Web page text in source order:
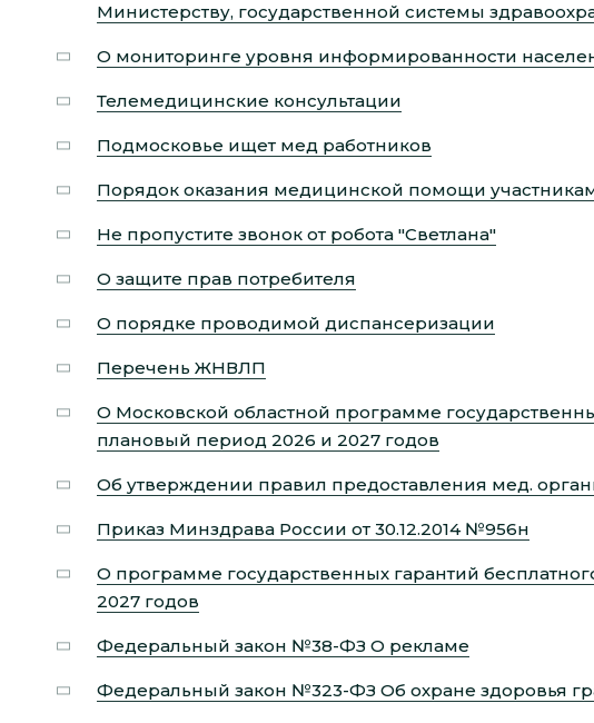
Министерству, государственной системы
О мониторинге уровня информированности
Телемедицинские консультации
Подмосковье ищет мед работников
Порядок оказания медицинской помощи
Не пропустите звонок от робота "Светлана"
О защите прав потребителя
О порядке проводимой диспансеризации
Перечень ЖНВЛП
О Московской областной программе
плановый период 2026 и 2027 годов
Об утверждении правил предоставления мед.
Приказ Минздрава России от 30.12.2014 №956н
О программе государственных гарантий
2027 годов
Федеральный закон №38-ФЗ О рекламе
Федеральный закон №323-ФЗ Об охране здоровья